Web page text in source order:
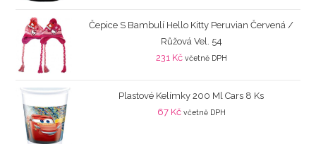
Čepice S Bambulí Hello Kitty Peruvian Červená /
Růžová Vel. 54
231 Kč včetně DPH
Plastové Kelímky 200 Ml Cars 8 Ks
67 Kč včetně DPH